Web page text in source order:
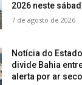
2026 neste
7 de agosto de 2026
Notícia do
divide Bahia
alerta por ar seco